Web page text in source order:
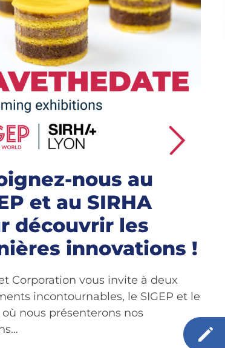
nous au
et au SIRHA
découvrir les
innovations !
Corporation vous invite à deux
incontournables, le SIGEP et le
où nous présenterons nos